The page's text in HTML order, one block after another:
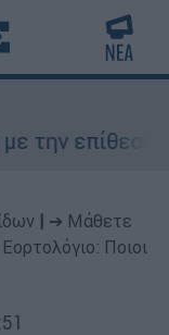
επίθεση»
➔ Μάθετε
Ποιοι